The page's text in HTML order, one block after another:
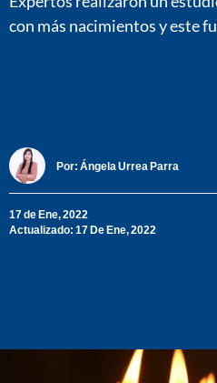
con más nacimientos y este
Por: Ángela Urrea Parra
17 de Ene, 2022
Actualizado: 17 De Ene, 2022